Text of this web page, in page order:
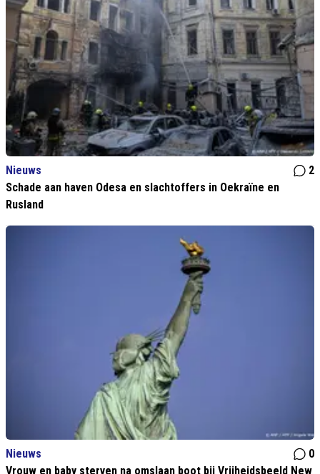
Nieuws
2
Schade aan haven Odesa en slachtoffers in Oekraïne en
Rusland
Nieuws
0
Vrouw en baby sterven na omslaan boot bij Vrijheidsbeeld New